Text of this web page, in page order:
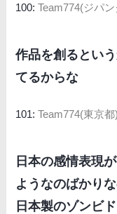
100:Team774(ジパン
作品を創るとい
てるからな
101:Team774(東京都)
日本の感情表現
ようなのばかり
日本製のゾンビ